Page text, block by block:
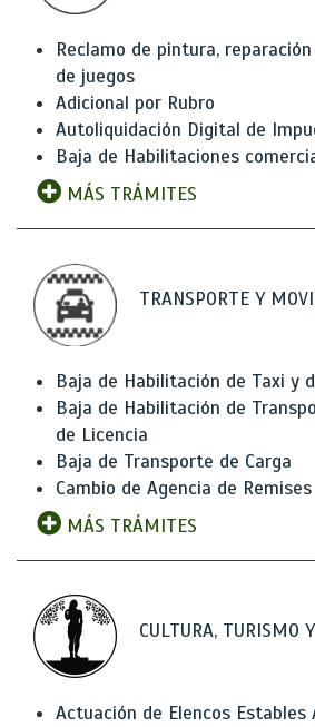
Reclamo de pintura,
de juegos
Adicional por Rubro
Autoliquidación Digital de
Baja de Habilitaciones
MÁS TRÁMITES
TRANSPORTE Y
Baja de Habilitación de Taxi y
Baja de Habilitación de
de Licencia
Baja de Transporte de Carga
Cambio de Agencia de Remises
MÁS TRÁMITES
CULTURA, TURISMO
Actuación de Elencos